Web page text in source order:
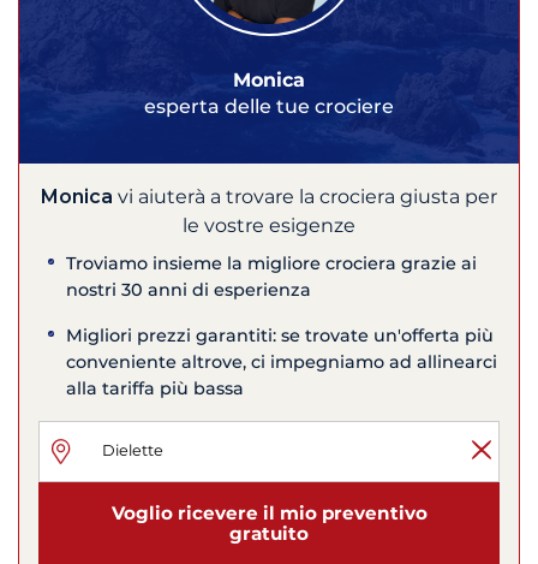
Monica
esperta delle tue crociere
Monica vi aiuterà a trovare la crociera giusta per
le vostre esigenze
Troviamo insieme la migliore crociera grazie ai
nostri 30 anni di esperienza
Migliori prezzi garantiti: se trovate un'offerta più
conveniente altrove, ci impegniamo ad allinearci
alla tariffa più bassa
Voglio ricevere il mio preventivo
gratuito